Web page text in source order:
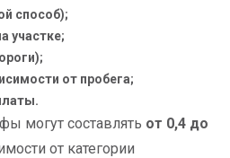
способ);
участке;
от пробега;
могут составлять от 0,4 до
от категории